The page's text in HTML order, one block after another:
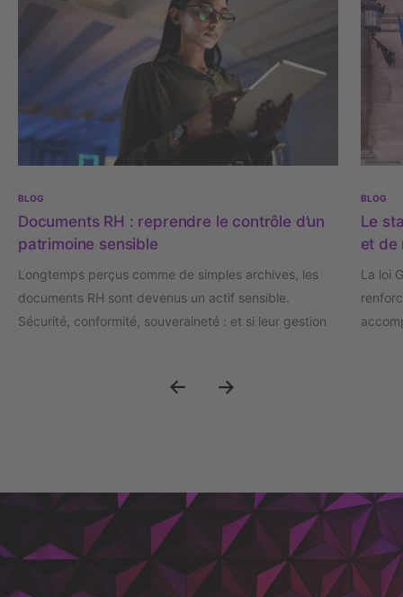
BLOG
Documents RH : reprendre le contrôle d’un
patrimoine sensible
Longtemps perçus comme de simples archives, les
documents RH sont devenus un actif sensible.
Sécurité, conformité, souveraineté : et si leur gestion
BLOG
Le
et de
La loi